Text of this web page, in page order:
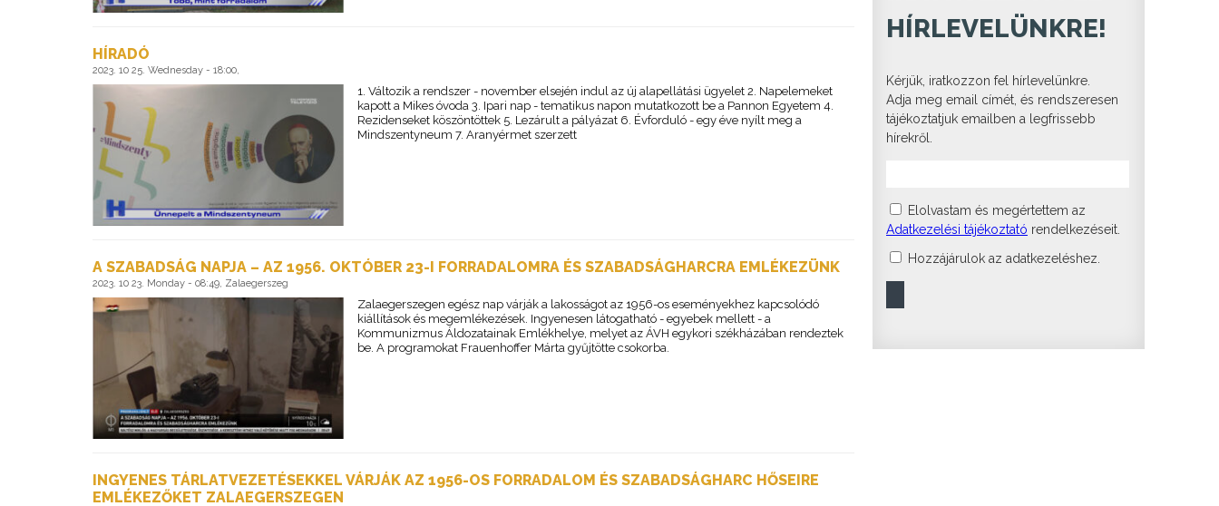
HÍRADÓ
2023. 10 25. Wednesday - 18:00,
1. Változik a rendszer - november elsején indul az új alapellátási ügyelet 2. Napelemeket
kapott a Mikes óvoda 3. Ipari nap - tematikus napon mutatkozott be a Pannon Egyetem 4.
Rezidenseket köszöntöttek 5. Lezárult a pályázat 6. Évforduló - egy éve nyílt meg a
Mindszentyneum 7. Aranyérmet szerzett
A SZABADSÁG NAPJA – AZ 1956. OKTÓBER 23-I FORRADALOMRA ÉS SZABADSÁGHARCRA EMLÉKEZÜNK
2023. 10 23. Monday - 08:49, Zalaegerszeg
Zalaegerszegen egész nap várják a lakosságot az 1956-os eseményekhez kapcsolódó
kiállítások és megemlékezések. Ingyenesen látogatható - egyebek mellett - a
Kommunizmus Áldozatainak Emlékhelye, melyet az ÁVH egykori székházában rendeztek
be. A programokat Frauenhoffer Márta gyűjtötte csokorba.
INGYENES TÁRLATVEZETÉSEKKEL VÁRJÁK AZ 1956-OS FORRADALOM ÉS SZABADSÁGHARC HŐSEIRE
EMLÉKEZŐKET ZALAEGERSZEGEN
HÍRLEVELÜNKRE!
Kérjük, iratkozzon fel hírlevelünkre.
Adja meg email címét, és rendszeresen
tájékoztatjuk emailben a legfrissebb
hírekről.
Elolvastam és megértettem az
Adatkezelési tájékoztató rendelkezéseit.
Hozzájárulok az adatkezeléshez.